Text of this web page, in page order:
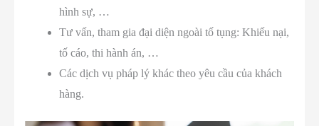
hình sự, …
Tư vấn, tham gia đại diện ngoài tố tụng: Khiếu nại,
tố cáo, thi hành án, …
Các dịch vụ pháp lý khác theo yêu cầu của khách
hàng.